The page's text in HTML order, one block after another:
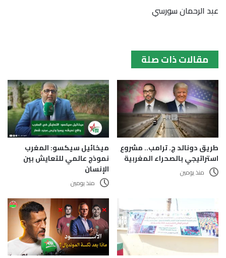
عبد الرحمان سورسي
مقالات ذات صلة
طريق دونالد ج. ترامب.. مشروع
استراتيجي بالصحراء المغربية
منذ يومين
ميخائيل سيكسو: المغرب
نموذج عالمي للتعايش بين
الإنسان
منذ يومين